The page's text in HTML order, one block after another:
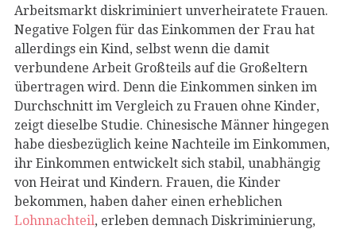
Arbeitsmarkt diskriminiert unverheiratete Frauen.
Negative Folgen für das Einkommen der Frau hat
allerdings ein Kind, selbst wenn die damit
verbundene Arbeit Großteils auf die Großeltern
übertragen wird. Denn die Einkommen sinken im
Durchschnitt im Vergleich zu Frauen ohne Kinder,
zeigt dieselbe Studie. Chinesische Männer hingegen
habe diesbezüglich keine Nachteile im Einkommen,
ihr Einkommen entwickelt sich stabil, unabhängig
von Heirat und Kindern. Frauen, die Kinder
bekommen, haben daher einen erheblichen
Lohnnachteil , erleben demnach Diskriminierung,